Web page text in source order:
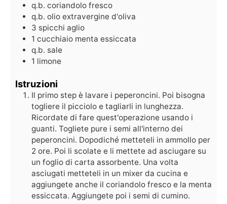
q.b. coriandolo fresco
q.b. olio extravergine d'oliva
3 spicchi aglio
1 cucchiaio menta essiccata
q.b. sale
1 limone
Istruzioni
Il primo step è lavare i peperoncini. Poi bisogna
togliere il picciolo e tagliarli in lunghezza.
Ricordate di fare quest'operazione usando i
guanti. Togliete pure i semi all'interno dei
peperoncini. Dopodiché metteteli in ammollo per
2 ore. Poi li scolate e li mettete ad asciugare su
un foglio di carta assorbente. Una volta
asciugati metteteli in un mixer da cucina e
aggiungete anche il coriandolo fresco e la menta
essiccata. Aggiungete poi i semi di cumino.